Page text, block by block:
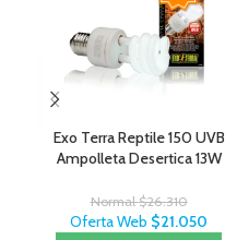
Exo Terra Reptile 150 UVB
Ampolleta Desertica 13W
Normal$26.310
Oferta Web $21.050